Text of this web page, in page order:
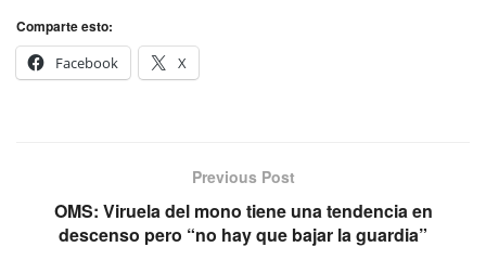
Comparte esto:
Facebook
X
Previous Post
OMS: Viruela del mono tiene una tendencia en
descenso pero “no hay que bajar la guardia”